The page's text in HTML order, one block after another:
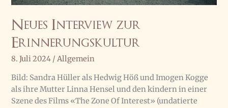
Neues Interview zur
Erinnerungskultur
8. Juli 2024 /Allgemein
Bild: Sandra Hüller als Hedwig Höß und Imogen Kogge
als ihre Mutter Linna Hensel und den kindern in einer
Szene des Films «The Zone Of Interest» (undatierte